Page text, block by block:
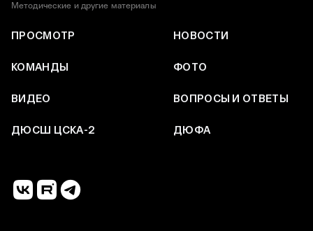
Методические и другие материалы
ПРОСМОТР НОВОСТИ
КОМАНДЫ ФОТО
ВИДЕО ВОПРОСЫ И ОТВЕТЫ
ДЮСШ ЦСКА-2 ДЮФА